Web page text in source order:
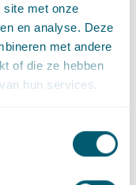
site met onze
en analyse. Deze
met andere
of die ze hebben
hun services.